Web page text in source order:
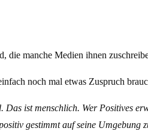
die manche Medien ihnen
noch mal etwas Zuspruch
Das ist menschlich. Wer Positives
gestimmt auf seine Umgebung